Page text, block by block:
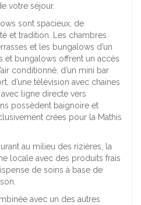
votre séjour.
sont spacieux, de
et tradition. Les chambres
et les bungalows d’un
et bungalows offrent un accès
conditionné, d’un mini bar
d’une télévision avec chaines
ligne directe vers
possèdent baignoire et
crées pour la Mathis
au milieu des rizières, la
locale avec des produits frais
de soins à base de
avec un des autres